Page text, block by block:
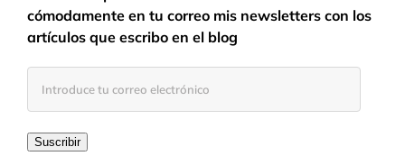
cómodamente en tu correo mis newsletters con los
artículos que escribo en el blog
electrónico
Suscribir